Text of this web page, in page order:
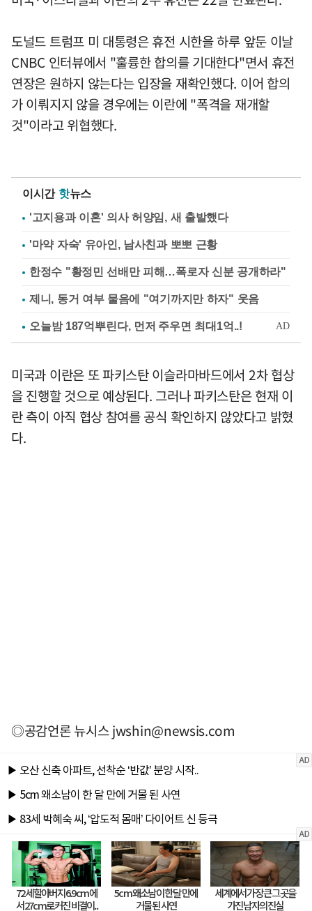
도널드 트럼프 미 대통령은 휴전 시한을 하루 앞둔 이날
CNBC 인터뷰에서 "훌륭한 합의를 기대한다"면서 휴전
연장은 원하지 않는다는 입장을 재확인했다. 이어 합의
가 이뤄지지 않을 경우에는 이란에 "폭격을 재개할
것"이라고 위협했다.
이시간 핫뉴스
'고지용과 이혼' 의사 허양임, 새 출발했다
'마약 자숙' 유아인, 남사친과 뽀뽀 근황
한정수 "황정민 선배만 피해…폭로자 신분 공개하라"
제니, 동거 여부 물음에 "여기까지만 하자" 웃음
미국과 이란은 또 파키스탄 이슬라마바드에서 2차 협상
을 진행할 것으로 예상된다. 그러나 파키스탄은 현재 이
란 측이 아직 협상 참여를 공식 확인하지 않았다고 밝혔
다.
◎공감언론 뉴시스jwshin@newsis.com